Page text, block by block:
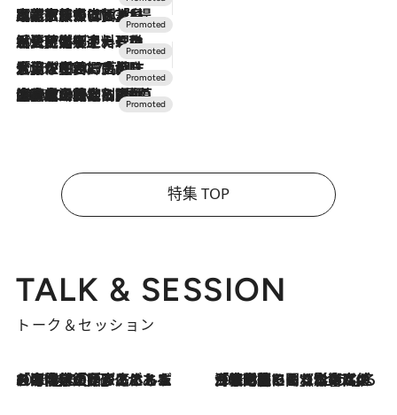
2026.7.31
【ホテル帰省】という選択肢をOMOが提案。家族とほどよい距離を保つには「昼は実家、夜は気兼ねなくホテルで！」
2026.7.24
【夏限定ディナーコース】旬を迎える稚鮎や花ズッキーニなどをイタリア・トスカーナの郷土料理の手法で満喫！
2026.7.17
「土佐和ハーブかき氷」がOMO7高知に登場！生姜、山椒、大葉など目にも舌にも涼を呼ぶ郷土の味
2026.7.10
NEW OPEN！【界 草津】名湯の地に誕生。趣の異なる2種の温泉と上州ならではの会席・蕎麦割烹など美食を味わう究極の癒やし旅
特集 TOP
TALK & SESSION
トーク＆セッション
2026.8.3
「今後値上げがあるとすれば…」「リスクがあるのは今年の冬」エネルギー専門家が語る、ホルムズ海峡封鎖が家庭にもたらす“ある心配” 2026.8.3
「住宅建てられない…」「サーチャージ料の高値が続いている」ホルムズ海峡封鎖による影響はいつまで続く？《エネルギー専門家に聞く“どうなる日本の暮らし”》